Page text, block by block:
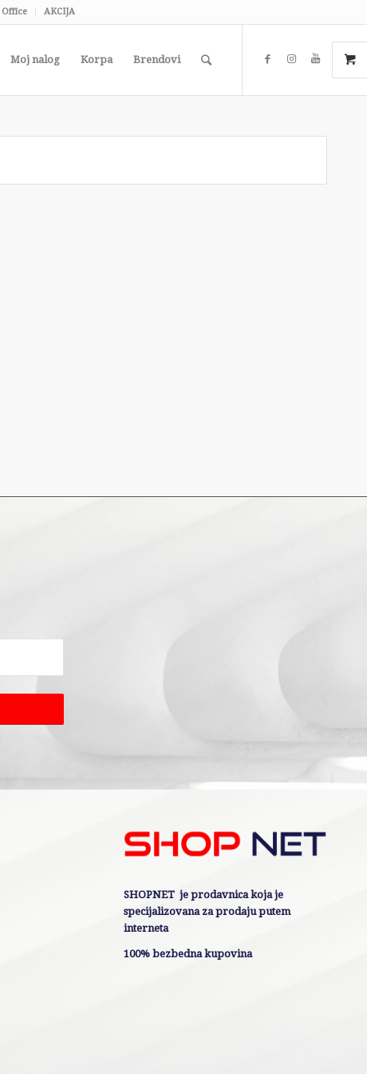
Office AKCIJA
Moj nalog Korpa Brendovi
SHOPNET je prodavnica koja je
specijalizovana za prodaju putem
interneta
100% bezbedna kupovina